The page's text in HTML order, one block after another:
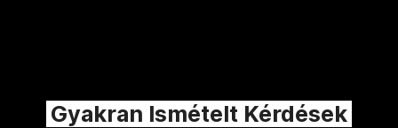
Gyakran Ismételt Kérdések